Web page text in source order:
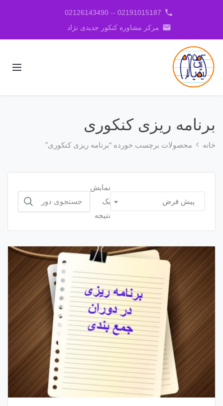
phone
02191015187 -- 02126143490
email مرکز مشاوره کنکور جدیدی نژاد
برنامه ریزی کنکوری
خانه محصولات برچسب خورده “برنامه ریزی کنکوری”
پیش فرض
نمایش
یک
نتیجه برای: